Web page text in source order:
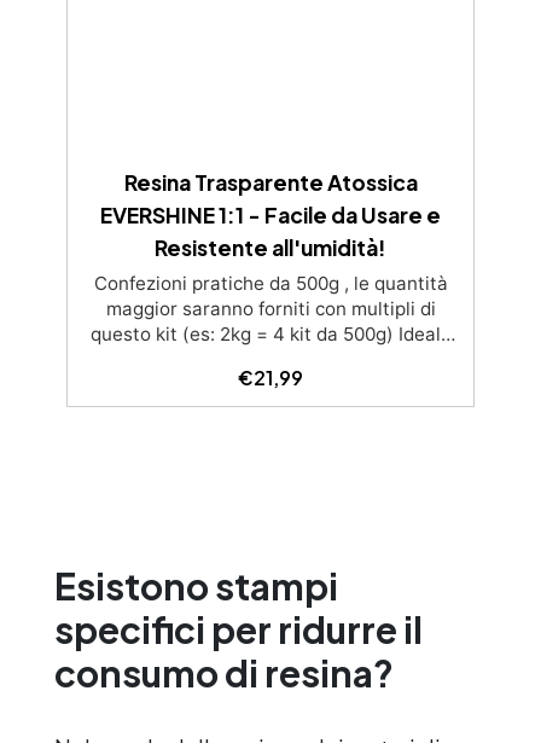
Resina Trasparente Atossica
EVERSHINE 1:1 - Facile da Usare e
Resistente all'umidità!
Confezioni pratiche da 500g , le quantità
maggior saranno forniti con multipli di
questo kit (es: 2kg = 4 kit da 500g) Ideale
per chi inizia. Sempre lucida: garantisce
una finitura brillante e uniforme in ogni
graffi e umidità.
€21,99
Esistono stampi
specifici per ridurre il
consumo di resina?